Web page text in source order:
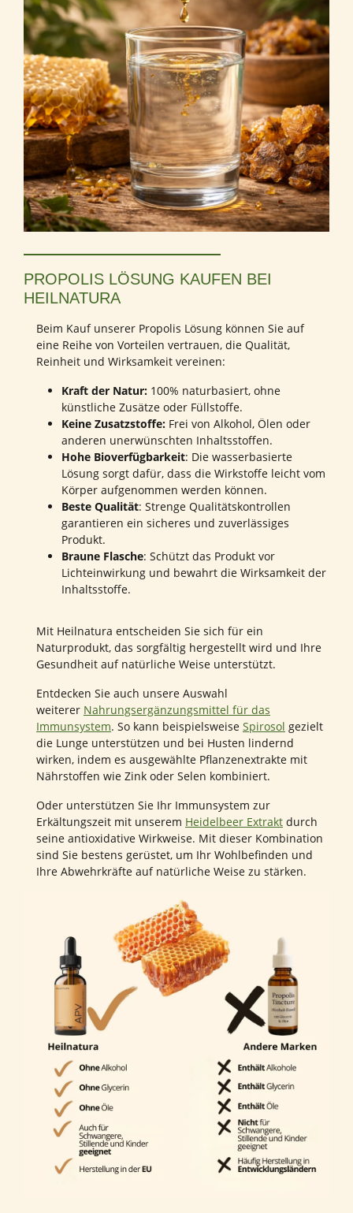
PROPOLIS LÖSUNG KAUFEN BEI
HEILNATURA
Beim Kauf unserer Propolis Lösung können Sie auf
eine Reihe von Vorteilen vertrauen, die Qualität,
Reinheit und Wirksamkeit vereinen:
Kraft der Natur: 100% naturbasiert, ohne
künstliche Zusätze oder Füllstoffe.
Keine Zusatzstoffe: Frei von Alkohol, Ölen oder
anderen unerwünschten Inhaltsstoffen.
Hohe Bioverfügbarkeit: Die wasserbasierte
Lösung sorgt dafür, dass die Wirkstoffe leicht vom
Körper aufgenommen werden können.
Beste Qualität: Strenge Qualitätskontrollen
garantieren ein sicheres und zuverlässiges
Produkt.
Braune Flasche: Schützt das Produkt vor
Lichteinwirkung und bewahrt die Wirksamkeit der
Inhaltsstoffe.
Mit Heilnatura entscheiden Sie sich für ein
Naturprodukt, das sorgfältig hergestellt wird und Ihre
Gesundheit auf natürliche Weise unterstützt.
Entdecken Sie auch unsere Auswahl
weiterer Nahrungsergänzungsmittel für das
Immunsystem. So kann beispielsweise Spirosol gezielt
die Lunge unterstützen und bei Husten lindernd
wirken, indem es ausgewählte Pflanzenextrakte mit
Nährstoffen wie Zink oder Selen kombiniert.
Oder unterstützen Sie Ihr Immunsystem zur
Erkältungszeit mit unserem Heidelbeer Extrakt durch
seine antioxidative Wirkweise. Mit dieser Kombination
sind Sie bestens gerüstet, um Ihr Wohlbefinden und
Ihre Abwehrkräfte auf natürliche Weise zu stärken.